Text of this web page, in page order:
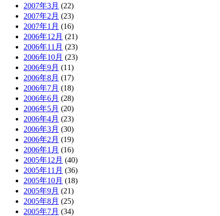
2007年3月 (22)
2007年2月 (23)
2007年1月 (16)
2006年12月 (21)
2006年11月 (23)
2006年10月 (23)
2006年9月 (11)
2006年8月 (17)
2006年7月 (18)
2006年6月 (28)
2006年5月 (20)
2006年4月 (23)
2006年3月 (30)
2006年2月 (19)
2006年1月 (16)
2005年12月 (40)
2005年11月 (36)
2005年10月 (18)
2005年9月 (21)
2005年8月 (25)
2005年7月 (34)